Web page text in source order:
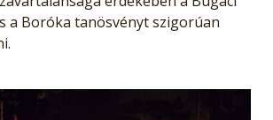
a Boróka tanösvényt szigorúan